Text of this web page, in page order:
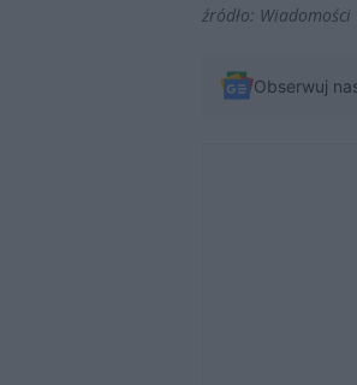
źródło: Wiadomości
Obserwuj